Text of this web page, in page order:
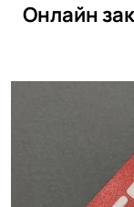
Онлайн